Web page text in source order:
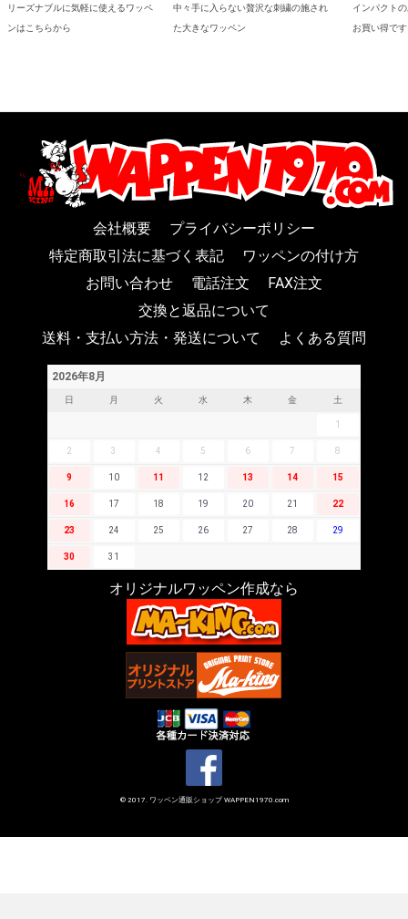
リーズナブルに気軽に使えるワッペ
ンはこちらから
中々手に入らない贅沢な刺繍の施され
た大きなワッペン
インパクト
お買い得で
会社概要
プライバシーポリシー
特定商取引法に基づく表記
ワッペンの付け方
お問い合わせ
電話注文
FAX注文
交換と返品について
送料・支払い方法・発送について
よくある質問
2026年8月
日 月 火 水 木 金 土
1
2 3 4 5 6 7 8
9 10 11 12 13 14 15
16 17 18 19 20 21 22
23 24 25 26 27 28 29
30 31
オリジナルワッペン作成なら
© 2017. ワッペン通販ショップ WAPPEN1970.com